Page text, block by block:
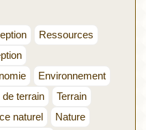
Ressources
Environnement
de terrain
Terrain
naturel
Nature